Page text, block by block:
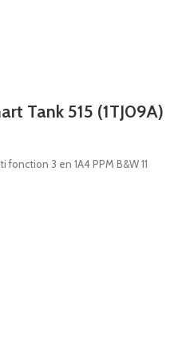
Tank 515 (1TJ09A)
fonction 3 en 1A4 PPM B&W 11